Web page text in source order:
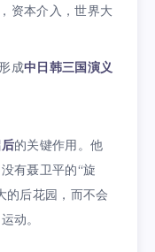
资本介入，世界大
成中日韩三国演义
的关键作用。他
有聂卫平的“旋
的后花园，而不会
动。